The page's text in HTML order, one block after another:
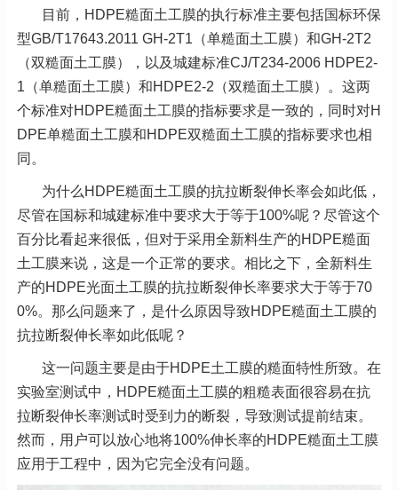
目前，HDPE糙面土工膜的执行标准主要包括国标环保
型GB/T17643.2011 GH-2T1（单糙面土工膜）和GH-2T2
（双糙面土工膜），以及城建标准CJ/T234-2006 HDPE2-
1（单糙面土工膜）和HDPE2-2（双糙面土工膜）。这两
个标准对HDPE糙面土工膜的指标要求是一致的，同时对H
DPE单糙面土工膜和HDPE双糙面土工膜的指标要求也相
同。
为什么HDPE糙面土工膜的抗拉断裂伸长率会如此低，
尽管在国标和城建标准中要求大于等于100%呢？尽管这个
百分比看起来很低，但对于采用全新料生产的HDPE糙面
土工膜来说，这是一个正常的要求。相比之下，全新料生
产的HDPE光面土工膜的抗拉断裂伸长率要求大于等于70
0%。那么问题来了，是什么原因导致HDPE糙面土工膜的
抗拉断裂伸长率如此低呢？
这一问题主要是由于HDPE土工膜的糙面特性所致。在
实验室测试中，HDPE糙面土工膜的粗糙表面很容易在抗
拉断裂伸长率测试时受到力的断裂，导致测试提前结束。
然而，用户可以放心地将100%伸长率的HDPE糙面土工膜
应用于工程中，因为它完全没有问题。